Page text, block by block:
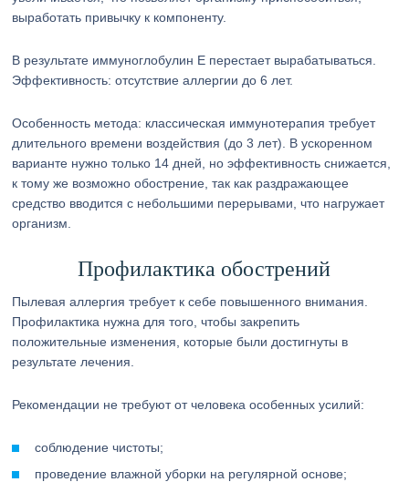
выработать привычку к компоненту.
В результате иммуноглобулин E перестает вырабатываться.
Эффективность: отсутствие аллергии до 6 лет.
Особенность метода: классическая иммунотерапия требует
длительного времени воздействия (до 3 лет). В ускоренном
варианте нужно только 14 дней, но эффективность снижается,
к тому же возможно обострение, так как раздражающее
средство вводится с небольшими перерывами, что нагружает
организм.
Профилактика обострений
Пылевая аллергия требует к себе повышенного внимания.
Профилактика нужна для того, чтобы закрепить
положительные изменения, которые были достигнуты в
результате лечения.
Рекомендации не требуют от человека особенных усилий:
соблюдение чистоты;
проведение влажной уборки на регулярной основе;